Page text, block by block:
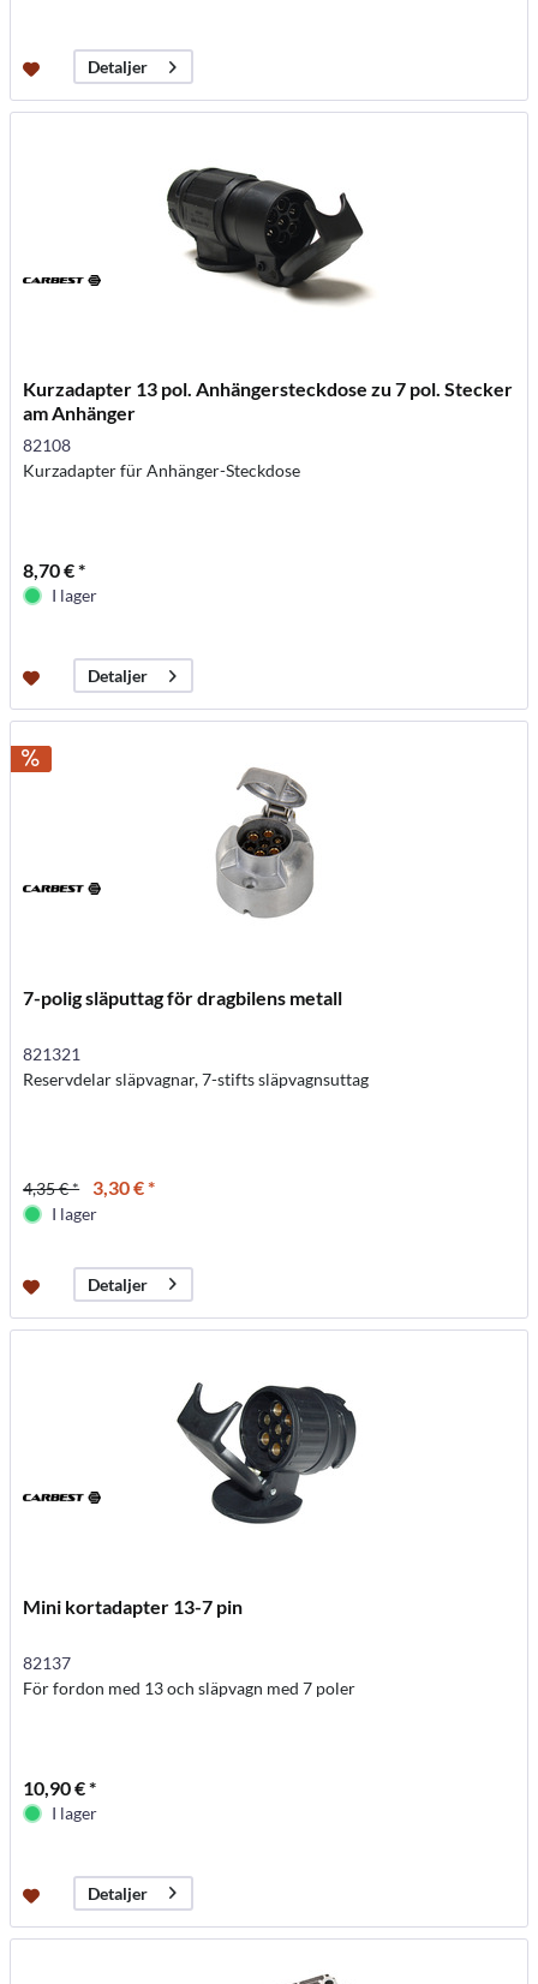
Detaljer
Kurzadapter 13 pol. Anhängersteckdose zu 7 pol. Stecker
am Anhänger
82108
Kurzadapter für Anhänger-Steckdose
8,70 € *
I lager
Detaljer
7-polig släputtag för dragbilens metall
821321
Reservdelar släpvagnar, 7-stifts släpvagnsuttag
4,35 € * 3,30 € *
I lager
Detaljer
Mini kortadapter 13-7 pin
82137
För fordon med 13 och släpvagn med 7 poler
10,90 € *
I lager
Detaljer